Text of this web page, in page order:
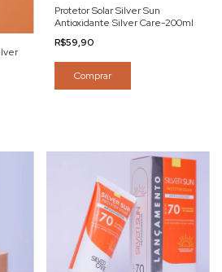
Protetor Solar Silver Sun
Antioxidante Silver Care-200ml
R$59,90
Comprar